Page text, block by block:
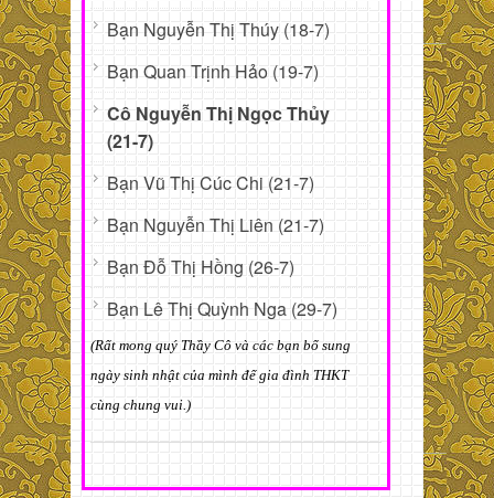
Bạn Nguyễn Thị Thúy (18-7)
Bạn Quan Trịnh Hảo (19-7)
Cô Nguyễn Thị Ngọc Thủy
(21-7)
Bạn Vũ Thị Cúc Chi (21-7)
Bạn Nguyễn Thị Liên (21-7)
Bạn Đỗ Thị Hồng (26-7)
Bạn Lê Thị Quỳnh Nga (29-7)
(Rất mong quý Thầy Cô và các bạn bổ sung
ngày sinh nhật của mình để gia đình THKT
cùng chung vui.)